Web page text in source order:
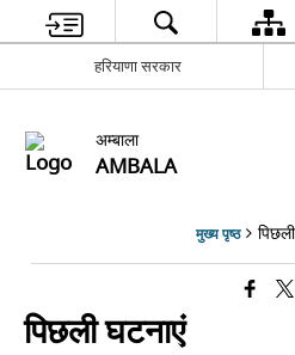
हरियाणा सरकार
अम्बाला
AMBALA
मुख्य पृष्ठ
पिछली घटनाएं